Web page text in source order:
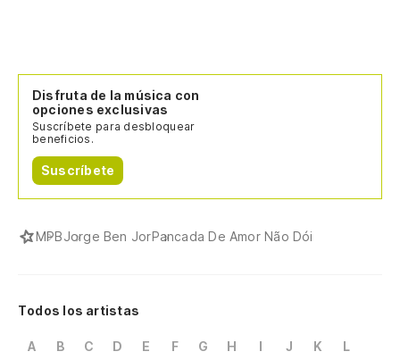
Disfruta de la música con
opciones exclusivas
Suscríbete para desbloquear
beneficios.
Suscríbete
MPBJorge Ben JorPancada De Amor Não Dói
Todos los artistas
A B C D E F G H I J K
L